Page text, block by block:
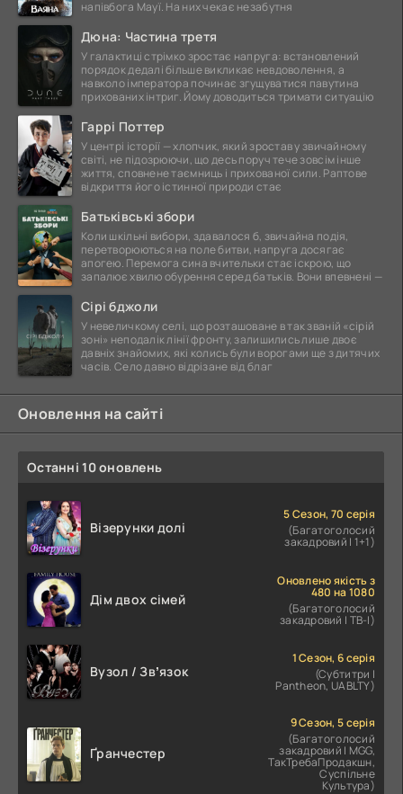
напівбога Мауї. На них чекає незабутня
Дюна: Частина третя
У галактиці стрімко зростає напруга: встановлений
порядок дедалі більше викликає невдоволення, а
навколо імператора починає згущуватися павутина
прихованих інтриг. Йому доводиться тримати ситуацію
Гаррі Поттер
У центрі історії — хлопчик, який зростав у звичайному
світі, не підозрюючи, що десь поруч тече зовсім інше
життя, сповнене таємниць і прихованої сили. Раптове
відкриття його істинної природи стає
Батьківські збори
Коли шкільні вибори, здавалося б, звичайна подія,
перетворюються на поле битви, напруга досягає
апогею. Перемога сина вчительки стає іскрою, що
запалює хвилю обурення серед батьків. Вони впевнені —
Сірі бджоли
У невеличкому селі, що розташоване в так званій «сірій
зоні» неподалік лінії фронту, залишились лише двоє
давніх знайомих, які колись були ворогами ще з дитячих
часів. Село давно відрізане від благ
Оновлення на сайті
Останні 10 оновлень
Візерунки долі
5 Сезон, 70 серія
(Багатоголосий
закадровий | 1+1)
Дім двох сімей
Оновлено якість з
480 на 1080
(Багатоголосий
закадровий | ТВ-І)
Вузол / Звʼязок
1 Сезон, 6 серія
(Субтитри |
Pantheon, UABLTY)
Ґранчестер
9 Сезон, 5 серія
(Багатоголосий
закадровий | MGG,
ТакТребаПродакшн,
Суспільне
Культура)